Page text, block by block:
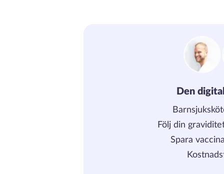
Den
Följ din
Spara